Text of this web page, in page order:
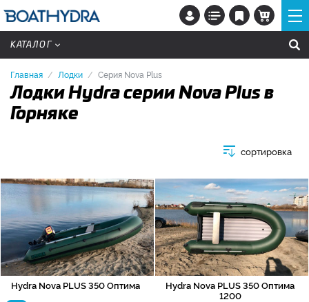
КАТАЛОГ
Главная Лодки Серия Nova Plus
Лодки Hydra серии Nova Plus в
Горняке
сортировка
Hydra Nova PLUS 350 Оптима
Hydra Nova PLUS 350 Оптима
1200